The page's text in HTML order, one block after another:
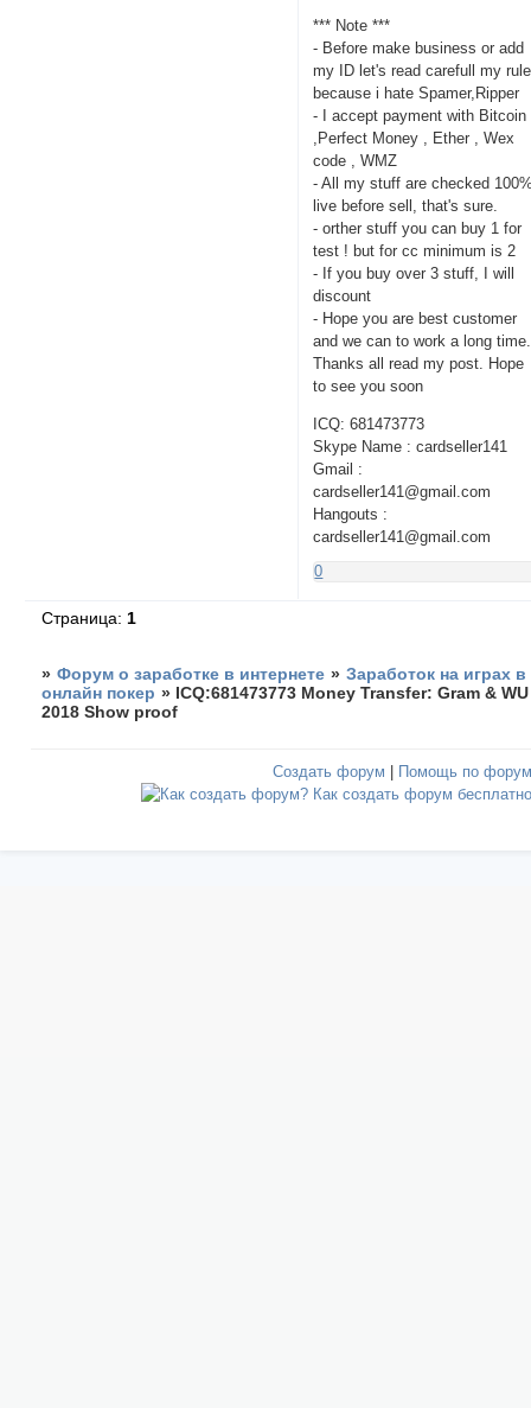
*** Note ***
- Before make business or add
my ID let's read carefull my rule
because i hate Spamer,Ripper
- I accept payment with Bitcoin
,Perfect Money , Ether , Wex
code , WMZ
- All my stuff are checked
live before sell, that's sure.
- orther stuff you can buy 1 for
test ! but for cc minimum is 2
- If you buy over 3 stuff, I will
discount
- Hope you are best customer
and we can to work a long time.
Thanks all read my post. Hope
to see you soon
ICQ: 681473773
Skype Name : cardseller141
Gmail :
cardseller141@gmail.com
Hangouts :
cardseller141@gmail.com
0
Страница: 1
» Форум о заработке в интернете » Заработок на играх в
онлайн покер » ICQ:681473773 Money Transfer: Gram & WU
2018 Show proof
Создать форум Помощь по